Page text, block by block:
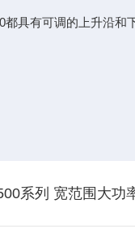
具有可调的上升沿
系列 宽范围大功